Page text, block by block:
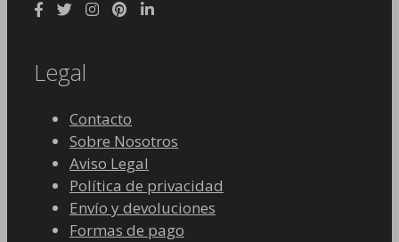
Legal
Contacto
Sobre Nosotros
Aviso Legal
Política de privacidad
Envío y devoluciones
Formas de pago